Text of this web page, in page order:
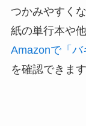
つかみやすくな
紙の単行本や
Amazonで「
を確認できます